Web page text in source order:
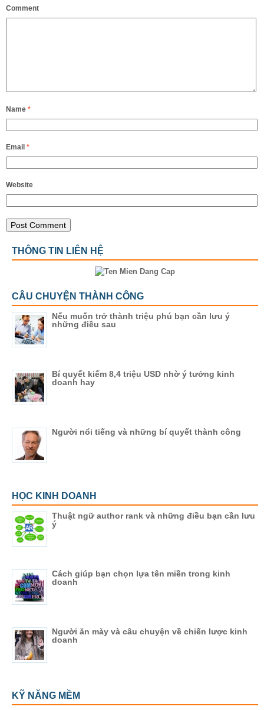
Comment
Name *
Email *
Website
THÔNG TIN LIÊN HỆ
CÂU CHUYỆN THÀNH CÔNG
Nếu muốn trở thành triệu phú bạn cần lưu ý
những điều sau
Bí quyết kiếm 8,4 triệu USD nhờ ý tưởng kinh
doanh hay
Người nổi tiếng và những bí quyết thành công
HỌC KINH DOANH
Thuật ngữ author rank và những điều bạn cần lưu
ý
Cách giúp bạn chọn lựa tên miền trong kinh
doanh
Người ăn mày và câu chuyện về chiến lược kinh
doanh
KỸ NĂNG MỀM